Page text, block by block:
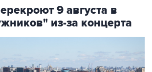
9 августа в
из-за концерта